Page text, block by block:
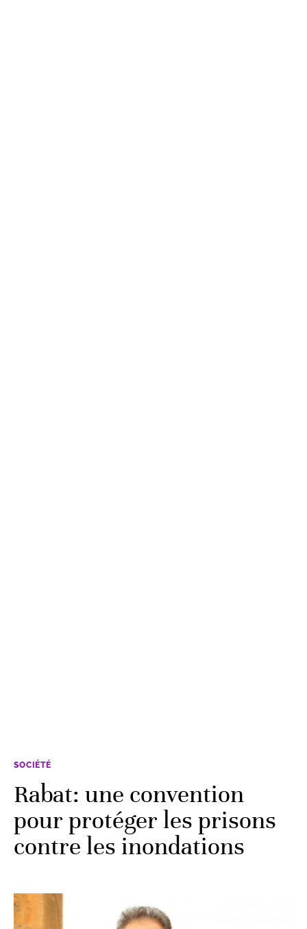
SOCIÉTÉ
Rabat: une convention
pour protéger les prisons
contre les inondations